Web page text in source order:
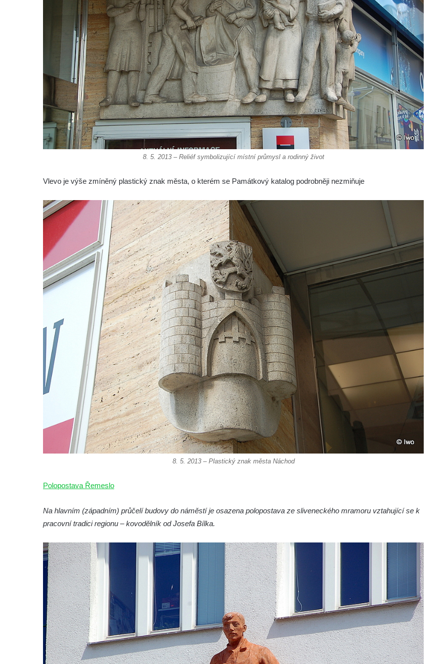
Socha Beruška v ZOO Hluboká
Socha Vážka v ZOO Hluboká
Socha Volavka v ZOO Hluboká
Flamingo trůn v ZOO Hluboká
Lavička Kůň Převalského v ZOO Hluboká
Lysá nad Labem, barokní město Šporkovo
Socha Opičákovník v ZOO Hluboká
Socha Roháč v ZOO Hluboká
Socha Mystik v ZOO Hluboká
Socha Jana Valeria Jirsíka u Černé věže v
Socha Krista klesajícího pod křížem u
kostela svatého Mikuláše v Českých
Budějovicích
Socha svatého Jana Nepomuckého u
kostela svaté Rodiny v Českých
Budějovicích
Socha S tebou v parku na Senovážném
náměstí v Českých Budějovicích
Socha Tornádo v parku na Senovážném
náměstí v Českých Budějovicích
Sousoší Humanoidi na Lannově třídě v
Českých Budějovicích
Pomník Vojtěcha Adalberta Lanny v parku
Na Sadech v Českých Budějovicích
Pomník Přemysla Otakara II. v parku Na
Sadech v Českých Budějovicích
Socha Mateřství v parku Na Sadech v
Českých Budějovicích
Poslední dochovaný tramvajový sloup na
Socha Civilizovaní na Husově třídě v
Českých Budějovicích
Socha svatého Jana Nepomuckého Na
Sadech u Mlýnské stoky v Českých
Budějovicích
Sochy brouků u Mlýnské stoky v Českých
Budějovicích
Socha svatého Vincence Ferrerského na
nádvoří kláštera dominikánů v Českých
Budějovicích
Socha svatého Zachariáše na nádvoří
8. 5. 2013 – Reliéf symbolizující místní průmysl a rodinný život
Vlevo je výše zmíněný plastický znak města, o kterém se Památkový katalog podrobněji nezmiňuje
8. 5. 2013 – Plastický znak města Náchod
Polopostava Řemeslo
Na hlavním (západním) průčelí budovy do náměstí je osazena polopostava ze sliveneckého mramoru vztahující se k
pracovní tradici regionu – kovodělník od Josefa Bílka.